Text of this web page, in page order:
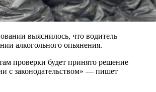
выяснилось, что водитель
алкогольного опьянения.
проверки будет принято решение
с законодательством» — пишет